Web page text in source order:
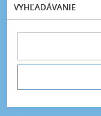
VYHĽADÁVANIE